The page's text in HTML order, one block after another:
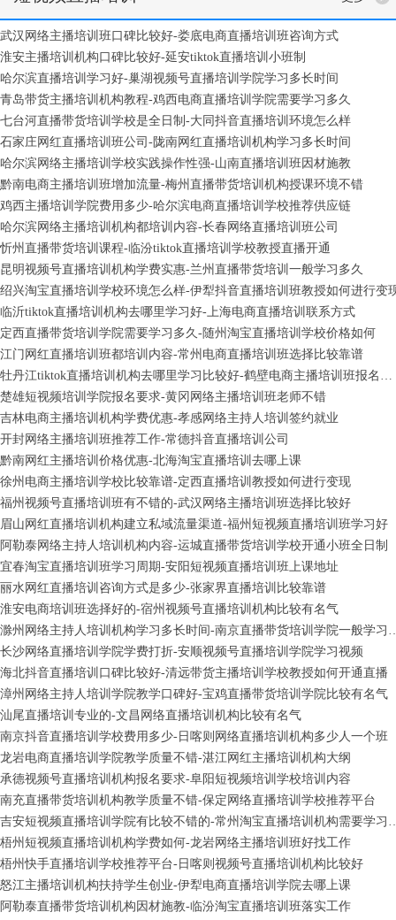
武汉网络主播培训班口碑比较好-娄底电商直播培训班咨询方式
淮安主播培训机构口碑比较好-延安tiktok直播培训小班制
哈尔滨直播培训学习好-巢湖视频号直播培训学院学习多长时间
青岛带货主播培训机构教程-鸡西电商直播培训学院需要学习多久
七台河直播带货培训学校是全日制-大同抖音直播培训环境怎么样
石家庄网红直播培训班公司-陇南网红直播培训机构学习多长时间
哈尔滨网络主播培训学校实践操作性强-山南直播培训班因材施教
黔南电商主播培训班增加流量-梅州直播带货培训机构授课环境不错
鸡西主播培训学院费用多少-哈尔滨电商直播培训学校推荐供应链
哈尔滨网络主播培训机构都培训内容-长春网络直播培训班公司
忻州直播带货培训课程-临汾tiktok直播培训学校教授直播开通
昆明视频号直播培训机构学费实惠-兰州直播带货培训一般学习多久
绍兴淘宝直播培训学校环境怎么样-伊犁抖音直播培训班教授如何进行变
临沂tiktok直播培训机构去哪里学习好-上海电商直播培训联系方式
定西直播带货培训学院需要学习多久-随州淘宝直播培训学校价格如何
江门网红直播培训班都培训内容-常州电商直播培训班选择比较靠谱
牡丹江tiktok直播培训机构去哪里学习比较好-鹤壁电商主播培训班报名条件有内容
楚雄短视频培训学院报名要求-黄冈网络主播培训班老师不错
吉林电商主播培训机构学费优惠-孝感网络主持人培训签约就业
开封网络主播培训班推荐工作-常德抖音直播培训公司
黔南网红主播培训价格优惠-北海淘宝直播培训去哪上课
徐州电商主播培训学校比较靠谱-定西直播培训教授如何进行变现
福州视频号直播培训班有不错的-武汉网络主播培训班选择比较好
眉山网红直播培训机构建立私域流量渠道-福州短视频直播培训班学习好
阿勒泰网络主持人培训机构内容-运城直播带货培训学校开通小班全日制
宜春淘宝直播培训班学习周期-安阳短视频直播培训班上课地址
丽水网红直播培训咨询方式是多少-张家界直播培训比较靠谱
淮安电商培训班选择好的-宿州视频号直播培训机构比较有名气
滁州网络主持人培训机构学习多长
长沙网络直播培训学院学费打折-安顺视频号直播培训学院学习视频
海北抖音直播培训口碑比较好-清远带货主播培训学校教授如何开通直播
漳州网络主持人培训学院教学口碑好-宝鸡直播带货培训学院比较有名气
汕尾直播培训专业的-文昌网络直播培训机构比较有名气
南京抖音直播培训学校费用多少-日喀则网络直播培训机构多少人一个班
龙岩电商直播培训学院教学质量不错-湛江网红主播培训机构大纲
承德视频号直播培训机构报名要求-阜阳短视频培训学校培训内容
南充直播带货培训机构教学质量不错-保定网络直播培训学校推荐平台
吉安短视频直播培训学院有比较不
梧州短视频直播培训机构学费如何-龙岩网络主播培训班好找工作
梧州快手直播培训学校推荐平台-日喀则视频号直播培训机构比较好
怒江主播培训机构扶持学生创业-伊犁电商直播培训学院去哪上课
阿勒泰直播带货培训机构因材施教-临汾淘宝直播培训班落实工作